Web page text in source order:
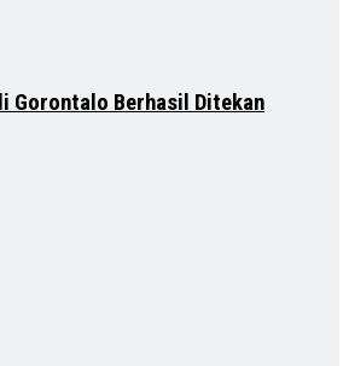
Gorontalo Berhasil Ditekan